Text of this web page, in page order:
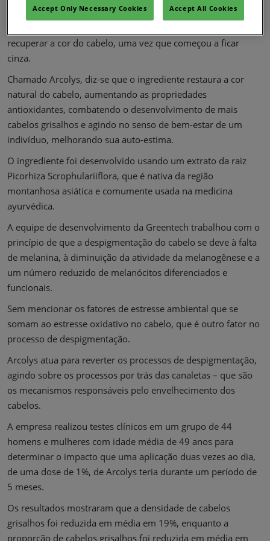
Greentech lança matéria-prima anti-envelhecimento
recuperar a cor do cabelo, uma vez que começou a ficar
cinza.
Chamado Arcolys, diz-se que o ingrediente restaura a cor
natural do cabelo, aumentando as propriedades
antioxidantes, combatendo o desenvolvimento de mais
cabelos grisalhos e agindo no senso de bem-estar de um
indivíduo, melhorando sua auto-estima.
O ingrediente foi desenvolvido usando um extrato da raiz
Picorhiza Scrophulariiflora, que é nativa da região
montanhosa asiática e comumente usada na medicina
ayurvédica.
A equipe de desenvolvimento da Greentech trabalhou com o
princípio de que a despigmentação do cabelo se deve à falta
de melanina, à diminuição da atividade da melanogênese e a
um número reduzido de melanócitos diferenciados e
funcionais.
Sem mencionar os fatores de estresse ambiental que se
somam ao estresse oxidativo no cabelo, que é outro fator no
processo de despigmentação.
Arcolys atua para reverter os processos de despigmentação,
agindo sobre os processos por trás das canaletas – que são
os mecanismos responsáveis ​​pelo envelhecimento dos
cabelos.
A empresa realizou testes clínicos em um grupo de 44
homens e mulheres com idade média de 49 anos para
determinar o impacto que uma aplicação duas vezes ao dia,
de uma dose de 1%, de Arcolys teria durante um período de
5 meses.
Os resultados mostraram que a densidade de cabelos
grisalhos foi reduzida em média em 19%, enquanto a
proporção de cabelos grisalhos foi reduzida em média em
Accept Only Necessary Cookies Accept All Cookies